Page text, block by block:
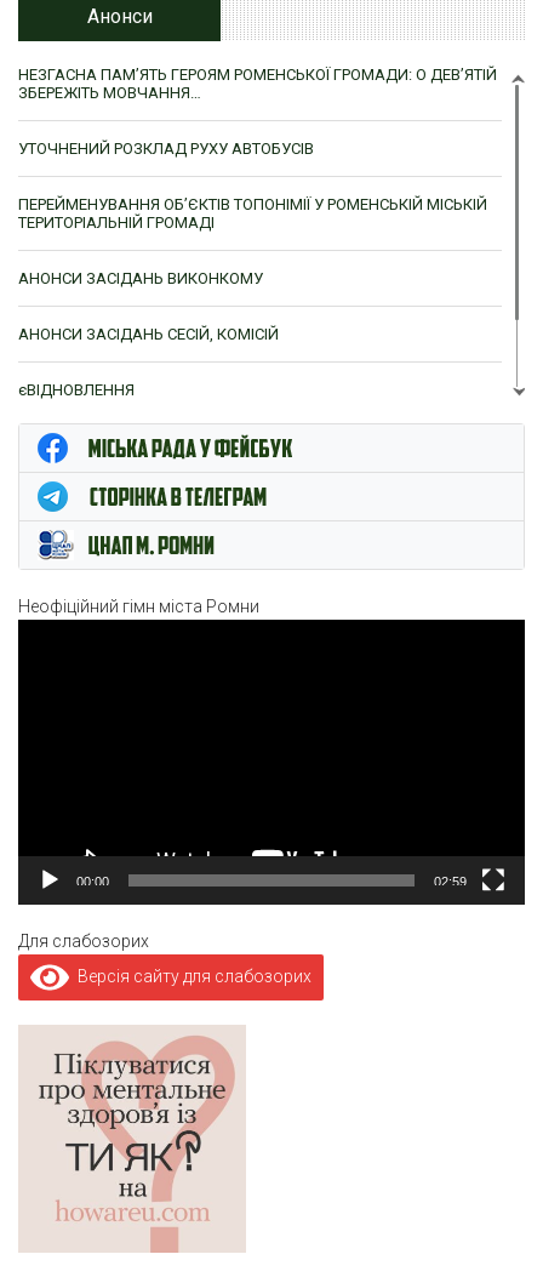
Анонси
НЕЗГАСНА ПАМ’ЯТЬ ГЕРОЯМ РОМЕНСЬКОЇ ГРОМАДИ: О ДЕВ’ЯТІЙ
ЗБЕРЕЖІТЬ МОВЧАННЯ…
УТОЧНЕНИЙ РОЗКЛАД РУХУ АВТОБУСІВ
ПЕРЕЙМЕНУВАННЯ ОБ’ЄКТІВ ТОПОНІМІЇ У РОМЕНСЬКІЙ МІСЬКІЙ
ТЕРИТОРІАЛЬНІЙ ГРОМАДІ
АНОНСИ ЗАСІДАНЬ ВИКОНКОМУ
АНОНСИ ЗАСІДАНЬ СЕСІЙ, КОМІСІЙ
єВІДНОВЛЕННЯ
ЦНАП м. Ромни
Неофіційний гімн міста Ромни
00:00 02:59
Для слабозорих
Версія сайту для слабозорих